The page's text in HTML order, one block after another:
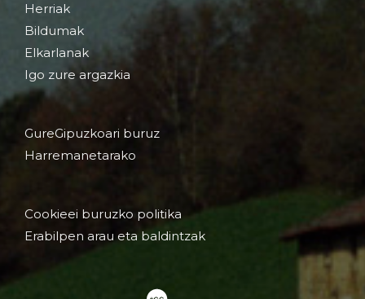
Herriak
Bildumak
Elkarlanak
Igo zure argazkia
GureGipuzkoari buruz
Harremanetarako
Cookieei buruzko politika
Erabilpen arau eta baldintzak